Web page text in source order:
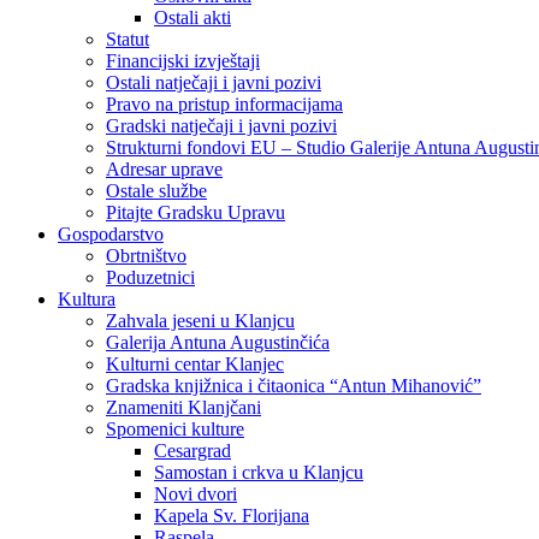
Ostali akti
Statut
Financijski izvještaji
Ostali natječaji i javni pozivi
Pravo na pristup informacijama
Gradski natječaji i javni pozivi
Strukturni fondovi EU – Studio Galerije Antuna
Adresar uprave
Ostale službe
Pitajte Gradsku Upravu
Gospodarstvo
Obrtništvo
Poduzetnici
Kultura
Zahvala jeseni u Klanjcu
Galerija Antuna Augustinčića
Kulturni centar Klanjec
Gradska knjižnica i čitaonica “Antun Mihanović”
Znameniti Klanjčani
Spomenici kulture
Cesargrad
Samostan i crkva u Klanjcu
Novi dvori
Kapela Sv. Florijana